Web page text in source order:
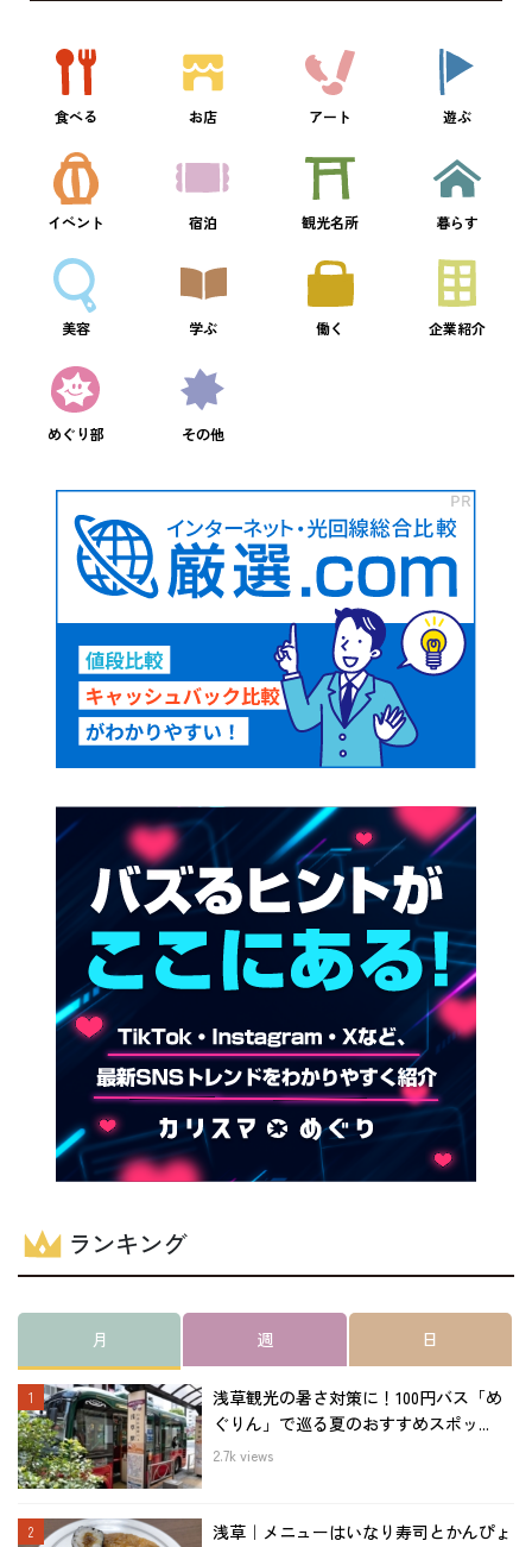
食べる お店 アート 遊ぶ
イベント 宿泊 観光名所 暮らす
美容 学ぶ 働く 企業紹介
めぐり部 その他
ランキング
月 週 日
浅草観光の暑さ対策に！100円バス「め
ぐりん」で巡る夏のおすすめスポッ...
2.7k views
浅草｜メニューはいなり寿司とかんぴょ